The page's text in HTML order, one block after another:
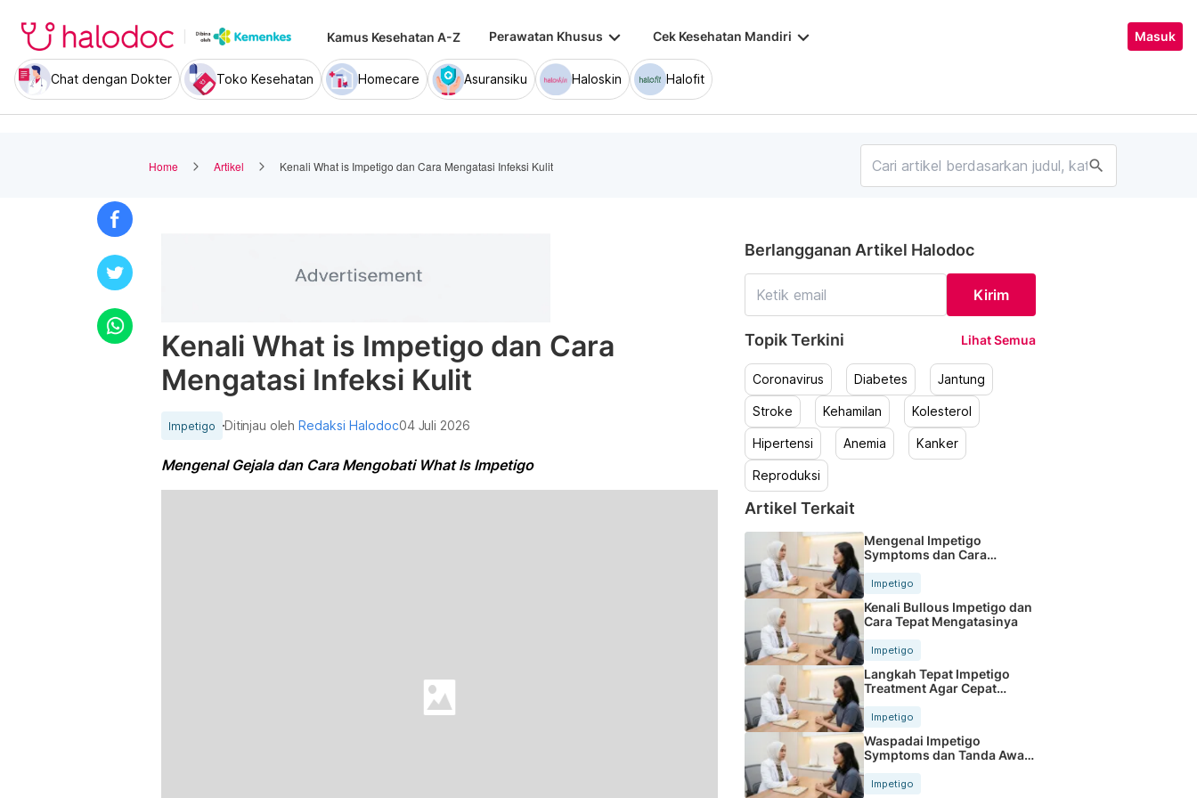
Kamus Kesehatan A-Z Perawatan Khusus keyboard_arrow_down Cek Kesehatan Mandiri keyboard_arrow_down Masuk
Chat dengan Dokter Toko Kesehatan Homecare Asuransiku Haloskin Halofit
Home Artikel Kenali What is Impetigo dan Cara Mengatasi Infeksi Kulit search
Kenali What is Impetigo dan Cara
Mengatasi Infeksi Kulit
Impetigo Ditinjau olehRedaksi Halodoc04 Juli 2026
Mengenal Gejala dan Cara Mengobati What Is Impetigo
Berlangganan Artikel Halodoc
Kirim
Topik Terkini Lihat Semua
Coronavirus Diabetes Jantung
Stroke Kehamilan Kolesterol
Hipertensi Anemia Kanker
Reproduksi
Artikel Terkait
Mengenal Impetigo
Symptoms dan Cara
Impetigo
Kenali Bullous Impetigo dan
Cara Tepat Mengatasinya
Impetigo
Langkah Tepat Impetigo
Treatment Agar Cepat
Impetigo
Waspadai Impetigo
Symptoms dan Tanda Awal
Impetigo